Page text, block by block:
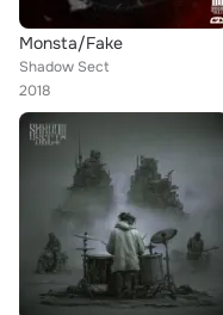
Monsta/Fake
Shadow Sect
2018